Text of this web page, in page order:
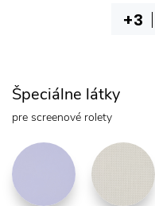
Špeciálne látky
pre screenové rolety